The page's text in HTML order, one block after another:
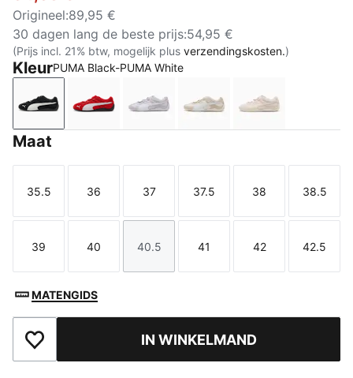
Origineel:89,95 €
30 dagen lang de beste prijs:54,95 €
(Prijs incl. 21% btw, mogelijk plus verzendingskosten.)
KleurPUMA Black-PUMA White
PUMA Black-PUMA White
For All Time Red-PUMA White
Spring Lavender-PUMA White
Alpine Snow-PUMA
Jasmine
Maat
Maat
35.5
Maat
36
Maat
37
Maat
37.5
Maat
38
Maat
38.5
Maat
39
Maat
40
Maat
40.5
Maat
41
Maat
42
Maat
42.5
MATENGIDS
Toegevoegd aan favorietenIN WINKELMAND